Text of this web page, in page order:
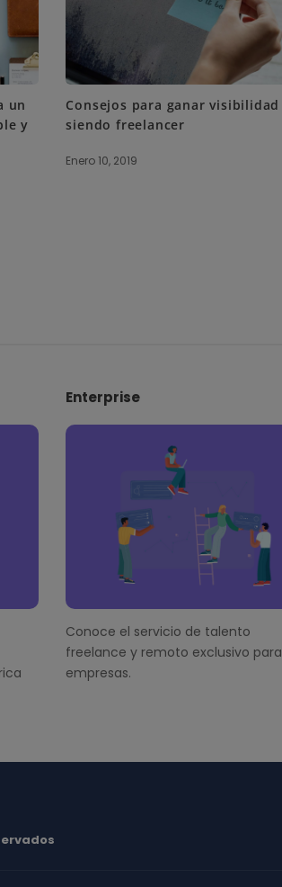
un
y
Consejos para ganar visibilidad
siendo freelancer
Enero 10, 2019
Enterprise
Conoce el servicio de talento
freelance y remoto exclusivo para
empresas.